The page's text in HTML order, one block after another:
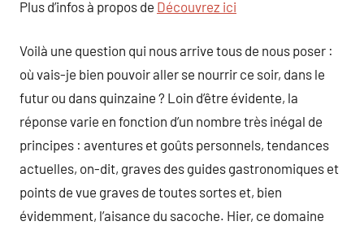
Plus d’infos à propos de Découvrez ici
Voilà une question qui nous arrive tous de nous poser :
où vais-je bien pouvoir aller se nourrir ce soir, dans le
futur ou dans quinzaine ? Loin d’être évidente, la
réponse varie en fonction d’un nombre très inégal de
principes : aventures et goûts personnels, tendances
actuelles, on-dit, graves des guides gastronomiques et
points de vue graves de toutes sortes et, bien
évidemment, l’aisance du sacoche. Hier, ce domaine